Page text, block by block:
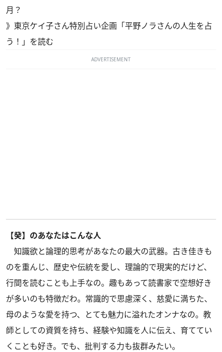
月？
》 東京ケイ子さん特別占い企画「平野ノラさんの人生を占
う！」を読む
ADVERTISEMENT
【癸】のあなたはこんな人
知識欲と論理的思考があなたの最大の武器。古き佳きも
のを重んじ、歴史や伝統を愛し、理論的で現実的だけど、
行間を読むことも上手なの。趣もあって読書家で空想好き
が多いのも特徴だわ。常識的で思慮深く、慈愛に満ちた、
母のような愛を持つ、とても魅力に溢れたオンナなの。教
師としての資質を持ち、経験や知識を人に伝え、育ててい
くことも好き。でも、批判する力も抜群みたい。